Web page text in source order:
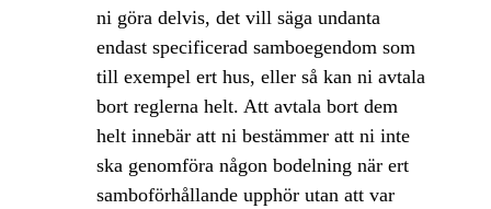
ni göra delvis, det vill säga undanta
endast specificerad samboegendom som
till exempel ert hus, eller så kan ni avtala
bort reglerna helt. Att avtala bort dem
helt innebär att ni bestämmer att ni inte
ska genomföra någon bodelning när ert
samboförhållande upphör utan att var